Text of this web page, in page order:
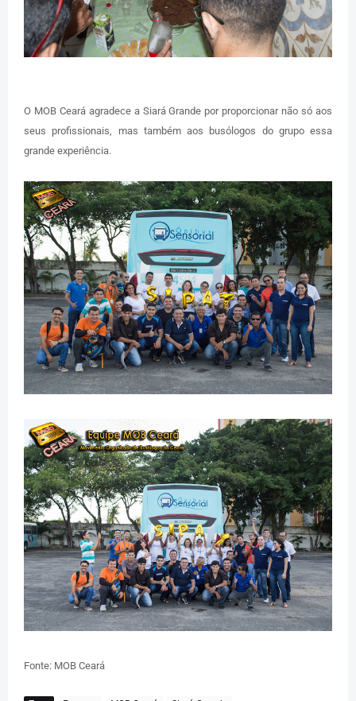
O MOB Ceará agradece a Siará Grande por proporcionar não só aos
seus profissionais, mas também aos busólogos do grupo essa
grande experiência.
Fonte: MOB Ceará